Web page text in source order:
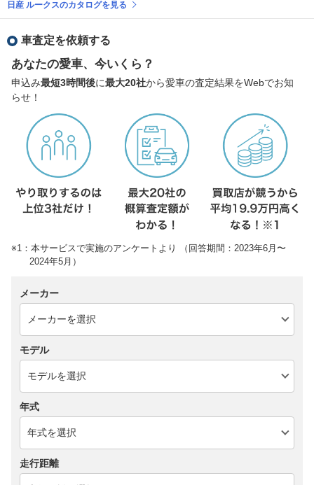
日産 ルークスのカタログを見る
車査定を依頼する
あなたの愛車、今いくら？
申込み最短3時間後に最大20社から愛車の査定結果をWebでお知
らせ！
※1：本サービスで実施のアンケートより （回答期間：2023年6月〜
2024年5月）
メーカー
モデル
年式
走行距離